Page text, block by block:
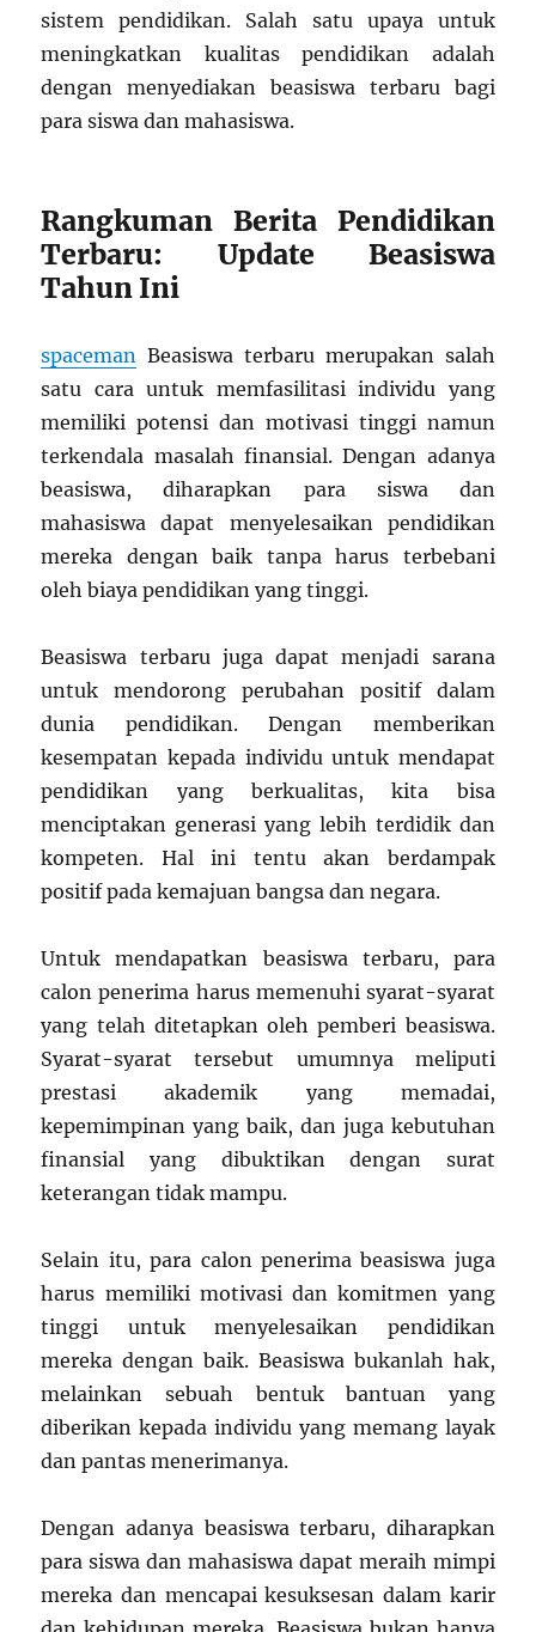
sistem pendidikan. Salah satu upaya untuk
meningkatkan kualitas pendidikan adalah
dengan menyediakan beasiswa terbaru bagi
para siswa dan mahasiswa.
Rangkuman Berita Pendidikan
Terbaru: Update Beasiswa
Tahun Ini
spaceman Beasiswa terbaru merupakan salah
satu cara untuk memfasilitasi individu yang
memiliki potensi dan motivasi tinggi namun
terkendala masalah finansial. Dengan adanya
beasiswa, diharapkan para siswa dan
mahasiswa dapat menyelesaikan pendidikan
mereka dengan baik tanpa harus terbebani
oleh biaya pendidikan yang tinggi.
Beasiswa terbaru juga dapat menjadi sarana
untuk mendorong perubahan positif dalam
dunia pendidikan. Dengan memberikan
kesempatan kepada individu untuk mendapat
pendidikan yang berkualitas, kita bisa
menciptakan generasi yang lebih terdidik dan
kompeten. Hal ini tentu akan berdampak
positif pada kemajuan bangsa dan negara.
Untuk mendapatkan beasiswa terbaru, para
calon penerima harus memenuhi syarat-syarat
yang telah ditetapkan oleh pemberi beasiswa.
Syarat-syarat tersebut umumnya meliputi
prestasi akademik yang memadai,
kepemimpinan yang baik, dan juga kebutuhan
finansial yang dibuktikan dengan surat
keterangan tidak mampu.
Selain itu, para calon penerima beasiswa juga
harus memiliki motivasi dan komitmen yang
tinggi untuk menyelesaikan pendidikan
mereka dengan baik. Beasiswa bukanlah hak,
melainkan sebuah bentuk bantuan yang
diberikan kepada individu yang memang layak
dan pantas menerimanya.
Dengan adanya beasiswa terbaru, diharapkan
para siswa dan mahasiswa dapat meraih mimpi
mereka dan mencapai kesuksesan dalam karir